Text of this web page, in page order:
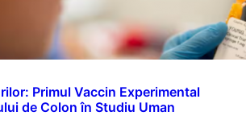
Primul Vaccin Experimental
de Colon în Studiu Uman